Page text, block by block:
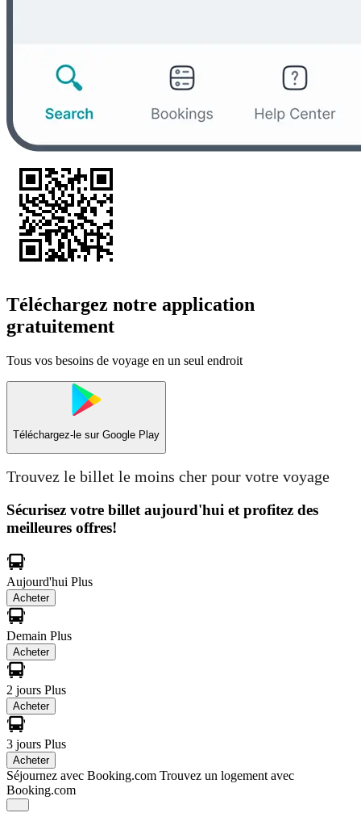
Téléchargez notre application
gratuitement
Tous vos besoins de voyage en un seul endroit
Téléchargez-le sur Google Play
Trouvez le billet le moins cher pour votre voyage
Sécurisez votre billet aujourd'hui et profitez des
meilleures offres!
Aujourd'hui Plus
Acheter
Demain Plus
Acheter
2 jours Plus
Acheter
3 jours Plus
Acheter
Séjournez avec Booking.com Trouvez un logement avec
Booking.com